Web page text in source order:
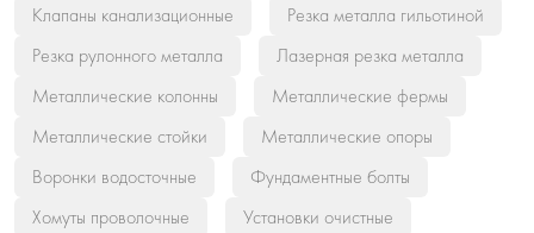
Клапаны канализационные
Резка металла гильотиной
Резка рулонного металла
Лазерная резка металла
Металлические колонны
Металлические фермы
Металлические стойки
Металлические опоры
Воронки водосточные
Фундаментные болты
Хомуты проволочные
Установки очистные